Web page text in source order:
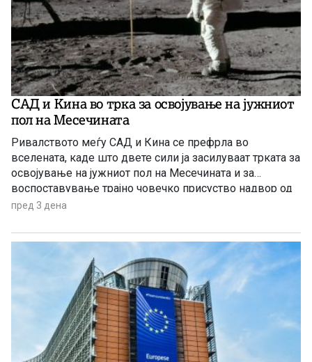
САД и Кина во трка за освојување на јужниот
пол на Месечината
Ривалството меѓу САД и Кина се префрла во
вселената, каде што двете сили ја засилуваат трката за
освојување на јужниот пол на Месечината и за
воспоставување трајно човечко присуство надвор од
Земјата.
пред 3 дена